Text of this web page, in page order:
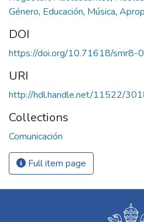
Género, Educación, Música,
DOI
https://doi.org/10.71618/smr8-
URI
http://hdl.handle.net/11522/
Collections
Comunicación
Full item page